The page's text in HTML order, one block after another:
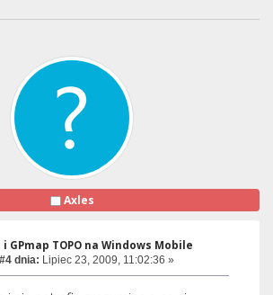
Axles
i GPmap TOPO na Windows Mobile
dnia: Lipiec 23, 2009, 11:02:36 »